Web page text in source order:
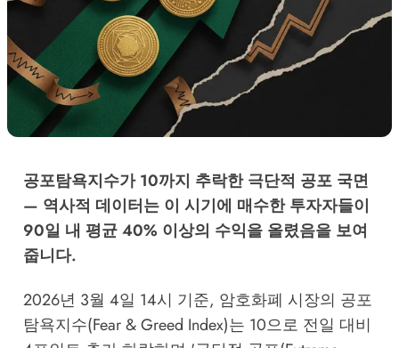
공포탐욕지수가 10까지 추락한 극단적 공포 국면
— 역사적 데이터는 이 시기에 매수한 투자자들이
90일 내 평균 40% 이상의 수익을 올렸음을 보여
줍니다.
2026년 3월 4일 14시 기준, 암호화폐 시장의 공포
탐욕지수(Fear & Greed Index)는 10으로 전일 대비